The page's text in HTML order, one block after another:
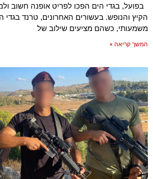
בפועל, בגדי הים הפכו לפריט אופנה חשוב
הקיץ והנופש. בעשורים האחרונים, טרנד בגדי
משמעותי, כשהם מציעים שילוב של
המשך קריאה »